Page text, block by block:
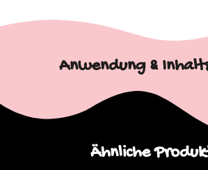
Anwendung &
Ähnliche